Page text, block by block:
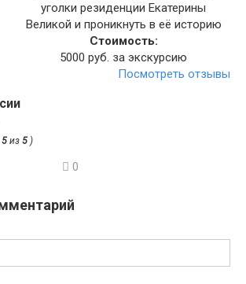
уголки резиденции Екатерины
Великой и проникнуть в её историю
Стоимость:
5000 руб. за экскурсию
Посмотреть отзывы
5 из 5 )
0